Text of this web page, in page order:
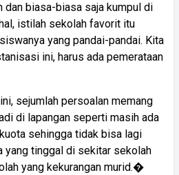
dan biasa-biasa saja kumpul di
istilah sekolah favorit itu
yang pandai-pandai. Kita
ini, harus ada pemerataan
sejumlah persoalan memang
di lapangan seperti masih ada
sehingga tidak bisa lagi
yang tinggal di sekitar sekolah
yang kekurangan murid.�